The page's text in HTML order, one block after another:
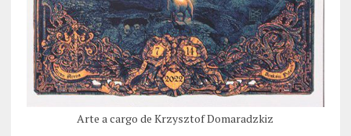
Arte a cargo de Krzysztof Domaradzkiz